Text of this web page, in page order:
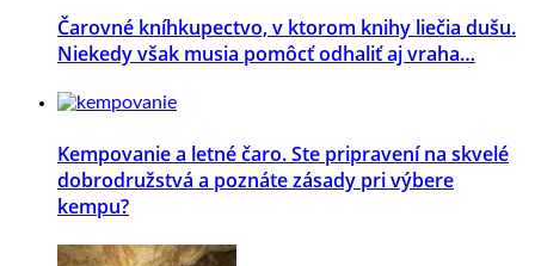
Čarovné kníhkupectvo, v ktorom knihy liečia dušu.
Niekedy však musia pomôcť odhaliť aj vraha…
Kempovanie a letné čaro. Ste pripravení na skvelé
dobrodružstvá a poznáte zásady pri výbere
kempu?